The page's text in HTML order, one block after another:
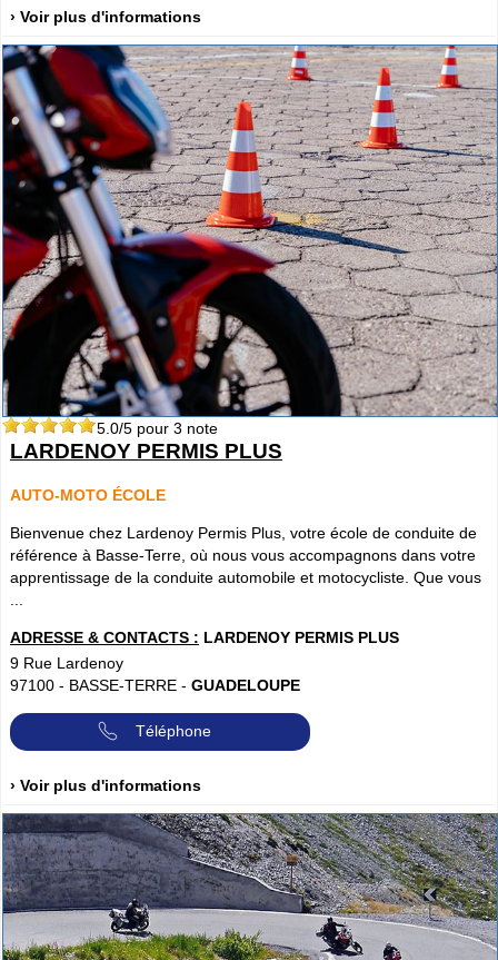
› Voir plus d'informations
5.0/5 pour 3 note
LARDENOY PERMIS PLUS
AUTO-MOTO ÉCOLE
Bienvenue chez Lardenoy Permis Plus, votre école de conduite de
référence à Basse-Terre, où nous vous accompagnons dans votre
apprentissage de la conduite automobile et motocycliste. Que vous
ADRESSE & CONTACTS : LARDENOY PERMIS PLUS
9 Rue Lardenoy
97100 - BASSE-TERRE - GUADELOUPE
Téléphone
› Voir plus d'informations